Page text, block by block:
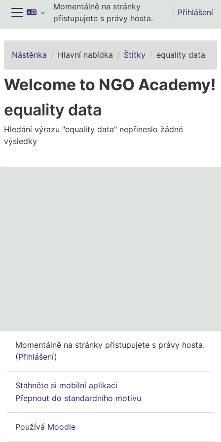
Přejít k hlavnímu obsahu
Boční panel
Momentálně na stránky
přistupujete s právy hosta.
Přihlášení
Nástěnka Hlavní nabídka Štítky equality data
Welcome to NGO Academy!
equality data
Hledání výrazu "equality data" nepřineslo žádné
výsledky
Momentálně na stránky přistupujete s právy hosta.
(Přihlášení)
Stáhněte si mobilní aplikaci
Přepnout do standardního motivu
Používá Moodle